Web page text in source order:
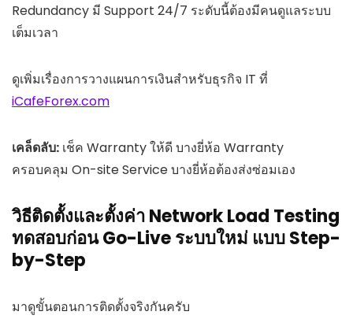
Redundancy มี Support 24/7 ระดับนี้ต้องมีคนดูแลระบบ
เต็มเวลา
ดูเพิ่มเรื่องการวางแผนการเงินสำหรับธุรกิจ IT ที่
iCafeForex.com
เคล็ดลับ: เช็ค Warranty ให้ดี บางยี่ห้อ Warranty
ครอบคลุม On-site Service บางยี่ห้อต้องส่งซ่อมเอง
วิธีติดตั้งและตั้งค่า Network Load Testing
ทดสอบก่อน Go-Live ระบบใหม่ แบบ Step-
by-Step
มาดูขั้นตอนการติดตั้งจริงกันครับ